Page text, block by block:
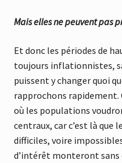
Mais elles ne peuvent pas
Et donc les périodes de
toujours inflationnistes,
puissent y changer quoi
rapprochons rapidement.
où les populations
centraux, car c’est là que
difficiles, voire
d’intérêt monteront sans